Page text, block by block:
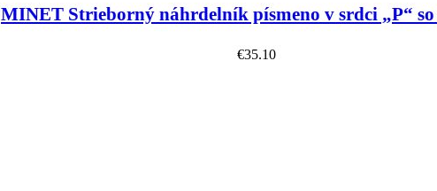
MINET Strieborný náhrdelník písmeno v srdci „P“
€35.10